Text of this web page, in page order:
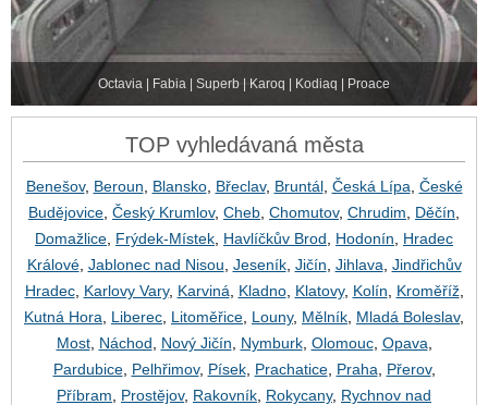
Octavia | Fabia | Superb | Karoq | Kodiaq | Proace
TOP vyhledávaná města
Benešov, Beroun Blansko, Břeclav, Bruntál, Česká Lípa České
Budějovice Český Krumlov, Cheb Chomutov, Chrudim Děčín
Domažlice Frýdek-Místek Havlíčkův Brod Hodonín
Hradec
Králové, Jablonec nad Nisou Jeseník, Jičín Jihlava Jindřichův
Hradec, Karlovy Vary, Karviná Kladno, Klatovy, Kolín Kroměříž,
Kutná Hora
Liberec Litoměřice Louny, Mělník Mladá Boleslav,
Most, Náchod Nový Jičín Nymburk, Olomouc, Opava
Pardubice, Pelhřimov, Písek, Prachatice, Praha Přerov,
Příbram
Prostějov, Rakovník Rokycany, Rychnov nad